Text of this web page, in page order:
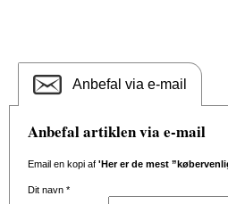
Anbefal via e-mail
Anbefal artiklen via e-mail
Email en kopi af 'Her er de mest
Dit navn *